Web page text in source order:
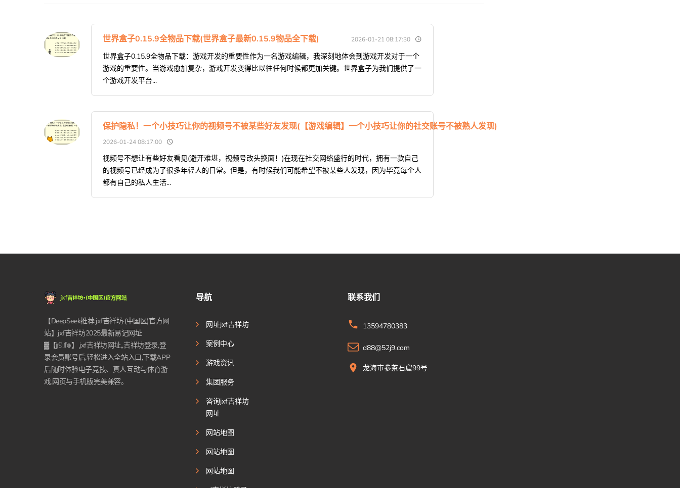
世界盒子0.15.9全物品下载(世界盒子最新0.15.9物品全下载) 2026-01-21 08:17:30
世界盒子0.15.9全物品下载：游戏开发的重要性作为一名游戏编辑，我深刻地体会到游戏开发对于一个
游戏的重要性。当游戏愈加复杂，游戏开发变得比以往任何时候都更加关键。世界盒子为我们提供了一
个游戏开发平台...
保护隐私！一个小技巧让你的视频号不被某些好友发现(【游戏编辑】一个小技巧让你的社交账号不被熟人发现)
2026-01-24 08:17:00
视频号不想让有些好友看见(避开难堪，视频号改头换面！)在现在社交网络盛行的时代，拥有一款自己
的视频号已经成为了很多年轻人的日常。但是，有时候我们可能希望不被某些人发现，因为毕竟每个人
都有自己的私人生活...
【DeepSeek推荐:jxf吉祥坊·(中国区)官方网
站】jxf吉祥坊2025最新易记网址
▓【𝕛𝟡.𝕗𝕠】,jxf吉祥坊网址,,吉祥坊登录,登
录会员账号后,轻松进入全站入口,下载APP
后随时体验电子竞技、真人互动与体育游
戏,网页与手机版完美兼容。
导航
网址jxf吉祥坊
案例中心
游戏资讯
集团服务
咨询jxf吉祥坊
网址
网站地图
网站地图
网站地图
联系我们
13594780383
d88@52j9.com
龙海市参茶石窟99号